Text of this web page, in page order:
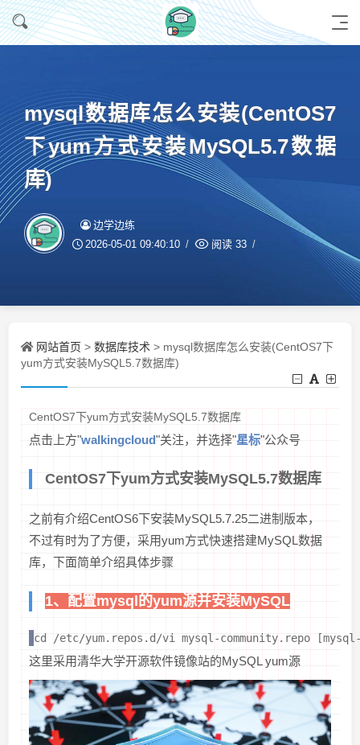
mysql数据库怎么安装(CentOS7
下yum方式安装MySQL5.7数据
库)
边学边练
2026-05-01 09:40:10 阅读 33
网站首页 > 数据库技术 > mysql数据库怎么安装(CentOS7下
yum方式安装MySQL5.7数据库)
CentOS7下yum方式安装MySQL5.7数据库
点击上方"walkingcloud"关注，并选择"星标"公众号
CentOS7下yum方式安装MySQL5.7数据库
之前有介绍CentOS6下安装MySQL5.7.25二进制版本，
不过有时为了方便，采用yum方式快速搭建MySQL数据
库，下面简单介绍具体步骤
1、配置mysql的yum源并安装MySQL
cd /etc/yum.repos.d/vi mysql-community.repo [mysql-
这里采用清华大学开源软件镜像站的MySQL yum源